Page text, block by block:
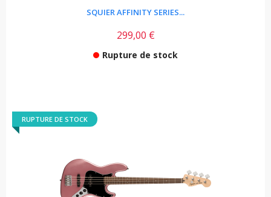
SQUIER AFFINITY SERIES...
299,00 €
Rupture de stock
RUPTURE DE STOCK